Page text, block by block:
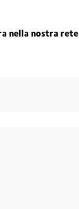
nella nostra